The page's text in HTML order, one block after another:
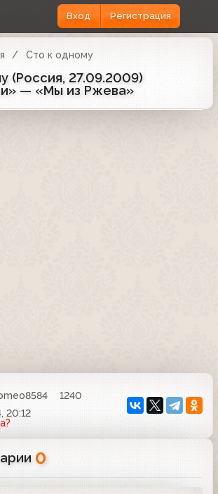
Вход Регистрация
Сто к одному
(Россия, 27.09.2009)
— «Мы из Ржева»
1240
20:12
0